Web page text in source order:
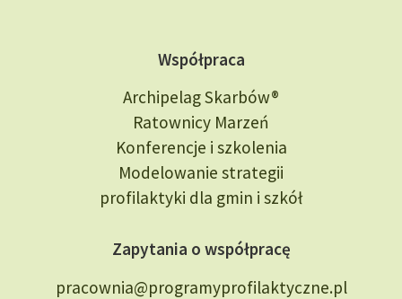
Współpraca
Archipelag Skarbów®
Ratownicy Marzeń
Konferencje i szkolenia
Modelowanie strategii
profilaktyki dla gmin i szkół
Zapytania o współpracę
pracownia@programyprofilaktyczne.pl